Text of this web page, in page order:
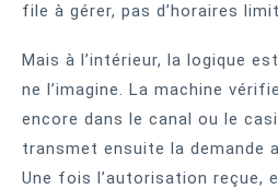
file à gérer, pas d’horaires
Mais à l’intérieur, la logique
ne l’imagine. La machine
encore dans le canal ou le
transmet ensuite la demande
Une fois l’autorisation reçue,